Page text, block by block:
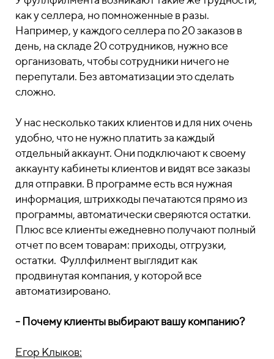
как у селлера, но помноженные в разы.
Например, у каждого селлера по 20 заказов в
день, на складе 20 сотрудников, нужно все
организовать, чтобы сотрудники ничего не
перепутали. Без автоматизации это сделать
сложно.
У нас несколько таких клиентов и для них очень
удобно, что не нужно платить за каждый
отдельный аккаунт. Они подключают к своему
аккаунту кабинеты клиентов и видят все заказы
для отправки. В программе есть вся нужная
информация, штрихкоды печатаются прямо из
программы, автоматически сверяются остатки.
Плюс все клиенты ежедневно получают полный
отчет по всем товарам: приходы, отгрузки,
остатки. Фуллфилмент выглядит как
продвинутая компания, у которой все
автоматизировано.
- Почему клиенты выбирают вашу компанию?
Егор Клыков: